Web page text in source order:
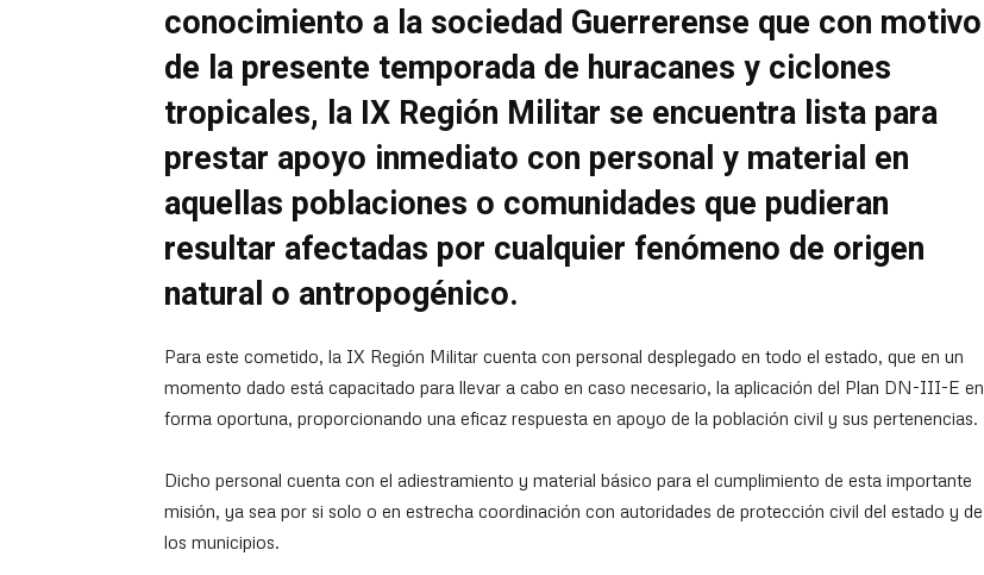
conocimiento a la sociedad Guerrerense que con motivo
de la presente temporada de huracanes y ciclones
tropicales, la IX Región Militar se encuentra lista para
prestar apoyo inmediato con personal y material en
aquellas poblaciones o comunidades que pudieran
resultar afectadas por cualquier fenómeno de origen
natural o antropogénico.
Para este cometido, la IX Región Militar cuenta con personal desplegado en todo el estado, que en un
momento dado está capacitado para llevar a cabo en caso necesario, la aplicación del Plan DN-III-E en
forma oportuna, proporcionando una eficaz respuesta en apoyo de la población civil y sus pertenencias.
Dicho personal cuenta con el adiestramiento y material básico para el cumplimiento de esta importante
misión, ya sea por si solo o en estrecha coordinación con autoridades de protección civil del estado y de
los municipios.